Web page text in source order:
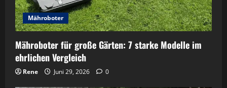
Mähroboter
Mähroboter für große Gärten: 7 starke Modelle im
ehrlichen Vergleich
Rene Juni 29, 2026 0